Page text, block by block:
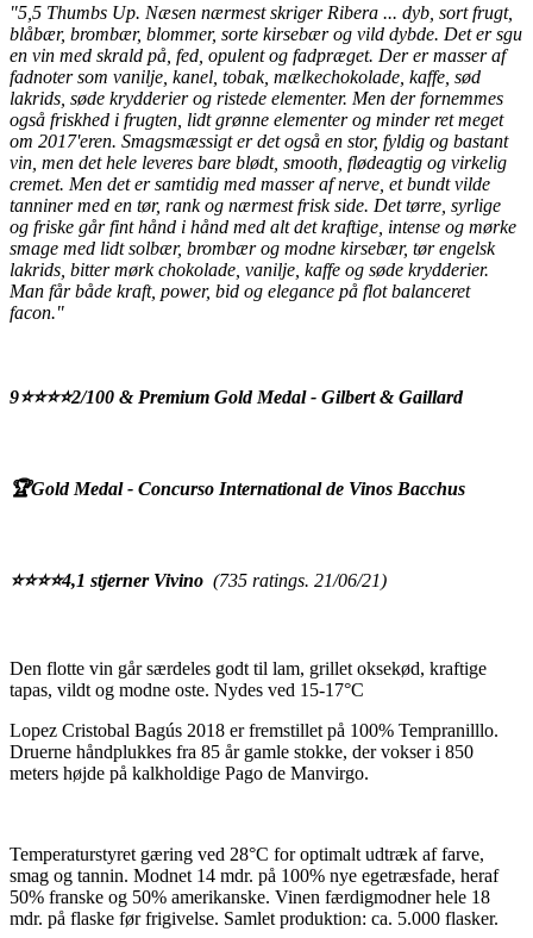
"5,5 Thumbs Up. Næsen nærmest skriger Ribera ... dyb, sort frugt,
blåbær, brombær, blommer, sorte kirsebær og vild dybde. Det er sgu
en vin med skrald på, fed, opulent og fadpræget. Der er masser af
fadnoter som vanilje, kanel, tobak, mælkechokolade, kaffe, sød
lakrids, søde krydderier og ristede elementer. Men der fornemmes
også friskhed i frugten, lidt grønne elementer og minder ret meget
om 2017'eren. Smagsmæssigt er det også en stor, fyldig og bastant
vin, men det hele leveres bare blødt, smooth, flødeagtig og virkelig
cremet. Men det er samtidig med masser af nerve, et bundt vilde
tanniner med en tør, rank og nærmest frisk side. Det tørre, syrlige
og friske går fint hånd i hånd med alt det kraftige, intense og mørke
smage med lidt solbær, brombær og modne kirsebær, tør engelsk
lakrids, bitter mørk chokolade, vanilje, kaffe og søde krydderier.
Man får både kraft, power, bid og elegance på flot balanceret
facon."
9⭐️⭐️⭐️⭐️2/100 & Premium Gold Medal - Gilbert & Gaillard
🏆Gold Medal - Concurso International de Vinos Bacchus
⭐️⭐️⭐️⭐️4,1 stjerner Vivino (735 ratings. 21/06/21)
Den flotte vin går særdeles godt til lam, grillet oksekød, kraftige
tapas, vildt og modne oste. Nydes ved 15-17°C
Lopez Cristobal Bagús 2018 er fremstillet på 100% Tempranilllo.
Druerne håndplukkes fra 85 år gamle stokke, der vokser i 850
meters højde på kalkholdige Pago de Manvirgo.
Temperaturstyret gæring ved 28°C for optimalt udtræk af farve,
smag og tannin. Modnet 14 mdr. på 100% nye egetræsfade, heraf
50% franske og 50% amerikanske. Vinen færdigmodner hele 18
mdr. på flaske før frigivelse. Samlet produktion: ca. 5.000 flasker.